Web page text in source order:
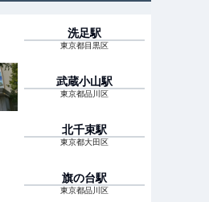
洗足駅
東京都目黒区
武蔵小山駅
東京都品川区
北千束駅
東京都大田区
旗の台駅
東京都品川区